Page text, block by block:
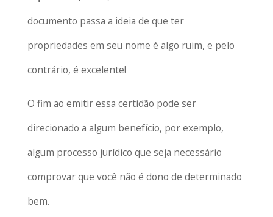
documento passa a ideia de que ter
propriedades em seu nome é algo ruim, e pelo
contrário, é excelente!
O fim ao emitir essa certidão pode ser
direcionado a algum benefício, por exemplo,
algum processo jurídico que seja necessário
comprovar que você não é dono de determinado
bem.